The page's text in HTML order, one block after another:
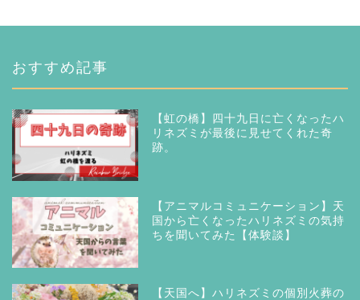
おすすめ記事
【虹の橋】四十九日に亡くなったハ
リネズミが最後に見せてくれた奇
跡。
【アニマルコミュニケーション】天
国から亡くなったハリネズミの気持
ちを聞いてみた【体験談】
【天国へ】ハリネズミの個別火葬の